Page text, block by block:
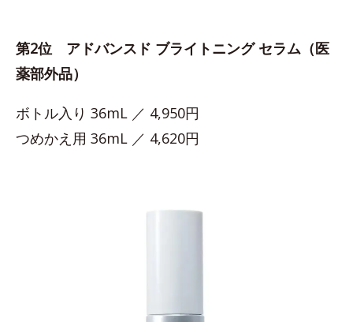
第2位 アドバンスド ブライトニング セラム（医
薬部外品）
ボトル入り 36mL ／ 4,950円
つめかえ用 36mL ／ 4,620円